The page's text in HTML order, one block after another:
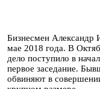
Бизнесмен Александр
мае 2018 года. В
дело поступило в
первое заседание.
обвиняют в